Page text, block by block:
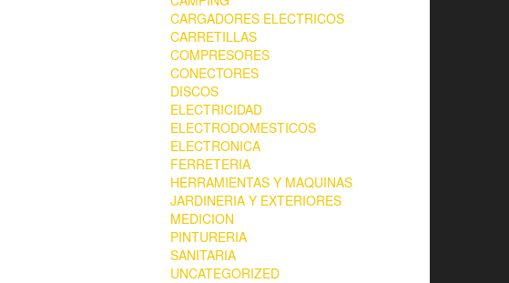
CARGADORES ELECTRICOS
CARRETILLAS
COMPRESORES
CONECTORES
DISCOS
ELECTRICIDAD
ELECTRODOMESTICOS
ELECTRONICA
FERRETERIA
HERRAMIENTAS Y MAQUINAS
JARDINERIA Y EXTERIORES
MEDICION
PINTURERIA
SANITARIA
UNCATEGORIZED